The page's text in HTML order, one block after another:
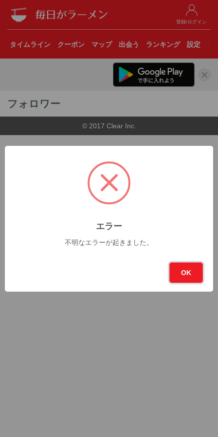
登録/ログイン
タイムライン クーポン マップ 出会う ランキング 設定
フォロワー
© 2017 Clear Inc.
エラー
不明なエラーが起きました。
OK